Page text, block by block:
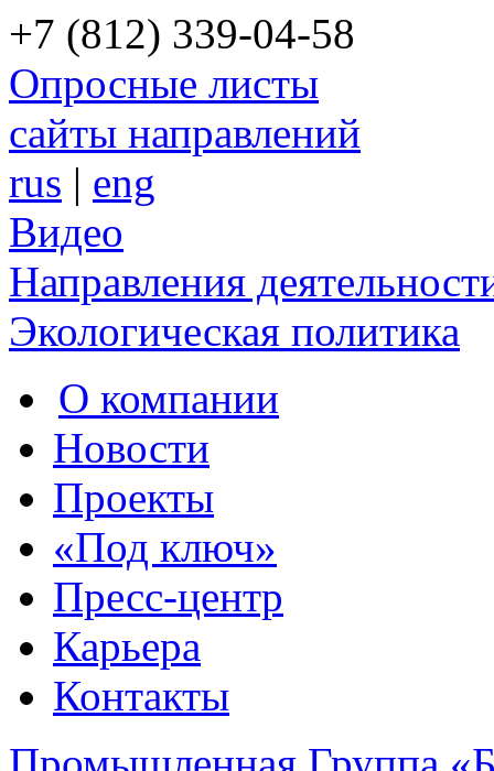
+7 (812) 339-04-58
Опросные листы
сайты направлений
rus | eng
Видео
Направления
Экологическая политика
О компании
Новости
Проекты
«Под ключ»
Пресс-центр
Карьера
Контакты